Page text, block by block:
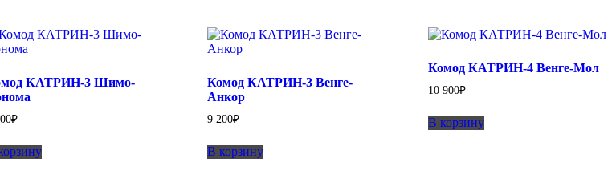
КАТРИН-3 Шимо-
₽
Комод КАТРИН-3 Венге-
Анкор
9 200₽
В корзину
Комод КАТРИН-4 Венге-Мол
10 900₽
В корзину